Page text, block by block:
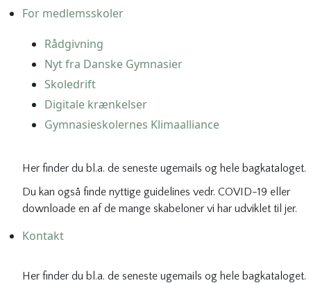
For medlemsskoler
Rådgivning
Nyt fra Danske Gymnasier
Skoledrift
Digitale krænkelser
Gymnasieskolernes Klimaalliance
Her finder du bl.a. de seneste ugemails og hele bagkataloget.
Du kan også finde nyttige guidelines vedr. COVID-19 eller
downloade en af de mange skabeloner vi har udviklet til jer.
Kontakt
Her finder du bl.a. de seneste ugemails og hele bagkataloget.